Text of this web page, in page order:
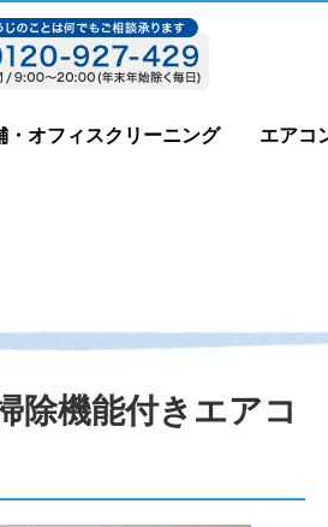
・オフィスクリーニング エアコ
機能付きエアコ